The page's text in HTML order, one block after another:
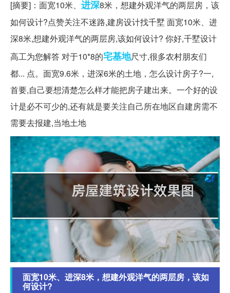
[摘要]：面宽10米、 进深8米，想建外观洋气的两层房，该
如何设计?点赞关注不迷路,建房设计找千墅 面宽10米、进
深8米,想建外观洋气的两层房,该如何设计? 你好,千墅设计
高工为您解答 对于10*8的宅基地尺寸,很多农村朋友们
都... 点。面宽9.6米，进深6米的土地，怎么设计房子?一,
首要,自己要想清楚怎么样才能把房子建出来。一个好的设
计是必不可少的,还有就是要关注自己所在地区自建房需不
需要去报建,当地土地
面宽10米、进深8米，想建外观洋气的两层房，该如
何设计?